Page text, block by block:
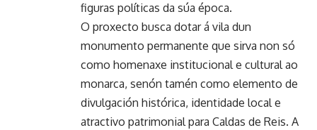
figuras políticas da súa época.
O proxecto busca dotar á vila dun
monumento permanente que sirva non só
como homenaxe institucional e cultural ao
monarca, senón tamén como elemento de
divulgación histórica, identidade local e
atractivo patrimonial para Caldas de Reis. A